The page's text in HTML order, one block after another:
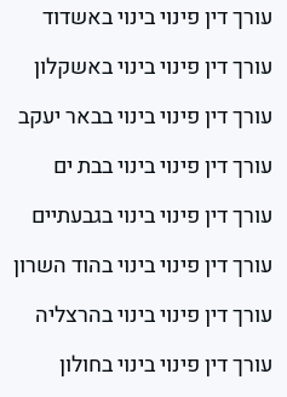
עורך דין פינוי בינוי באשדוד
עורך דין פינוי בינוי באשקלון
עורך דין פינוי בינוי בבאר יעקב
עורך דין פינוי בינוי בבת ים
עורך דין פינוי בינוי בגבעתיים
עורך דין פינוי בינוי בהוד השרון
עורך דין פינוי בינוי בהרצליה
עורך דין פינוי בינוי בחולון